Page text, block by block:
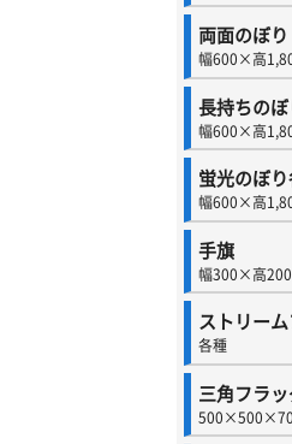
両面のぼり
幅600×高
長持ちのぼ
幅600×高
蛍光のぼ
幅600×高
手旗
幅300×高
ストリー
各種
三角フラ